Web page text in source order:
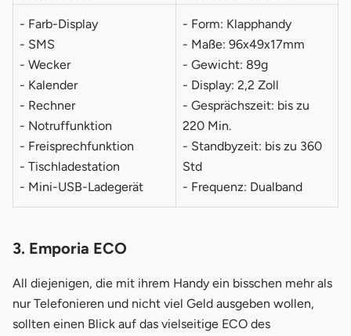
- Farb-Display
- SMS
- Wecker
- Kalender
- Rechner
- Notruffunktion
- Freisprechfunktion
- Tischladestation
- Mini-USB-Ladegerät
- Form: Klapphandy
- Maße: 96x49x17mm
- Gewicht: 89g
- Display: 2,2 Zoll
- Gesprächszeit: bis zu
220 Min.
- Standbyzeit: bis zu 360
Std
- Frequenz: Dualband
3. Emporia ECO
All diejenigen, die mit ihrem Handy ein bisschen mehr als
nur Telefonieren und nicht viel Geld ausgeben wollen,
sollten einen Blick auf das vielseitige ECO des